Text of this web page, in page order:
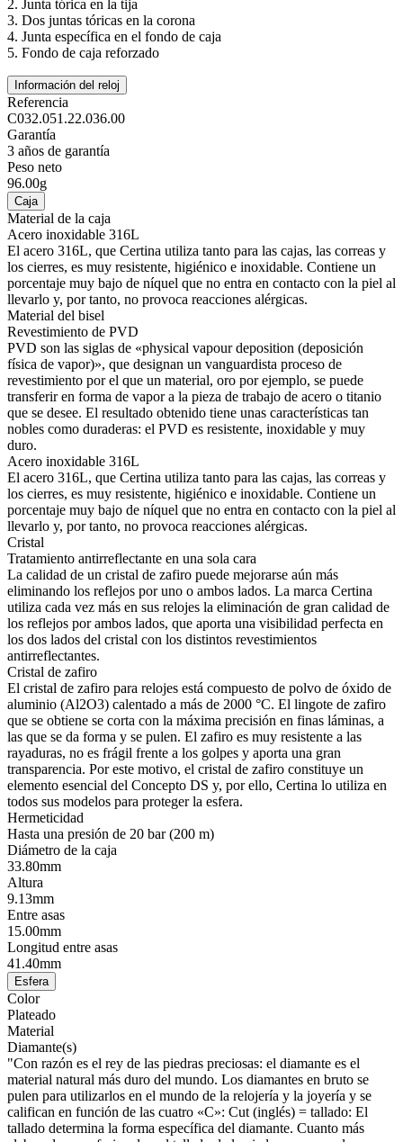
2. Junta tórica en la tija
3. Dos juntas tóricas en la corona
4. Junta específica en el fondo de caja
5. Fondo de caja reforzado
Información del reloj
Referencia
C032.051.22.036.00
Garantía
3 años de garantía
Peso neto
96.00g
Caja
Material de la caja
Acero inoxidable 316L
El acero 316L, que Certina utiliza tanto para las cajas, las correas y
los cierres, es muy resistente, higiénico e inoxidable. Contiene un
porcentaje muy bajo de níquel que no entra en contacto con la piel al
llevarlo y, por tanto, no provoca reacciones alérgicas.
Material del bisel
Revestimiento de PVD
PVD son las siglas de «physical vapour deposition (deposición
física de vapor)», que designan un vanguardista proceso de
revestimiento por el que un material, oro por ejemplo, se puede
transferir en forma de vapor a la pieza de trabajo de acero o titanio
que se desee. El resultado obtenido tiene unas características tan
nobles como duraderas: el PVD es resistente, inoxidable y muy
duro.
Acero inoxidable 316L
El acero 316L, que Certina utiliza tanto para las cajas, las correas y
los cierres, es muy resistente, higiénico e inoxidable. Contiene un
porcentaje muy bajo de níquel que no entra en contacto con la piel al
llevarlo y, por tanto, no provoca reacciones alérgicas.
Cristal
Tratamiento antirreflectante en una sola cara
La calidad de un cristal de zafiro puede mejorarse aún más
eliminando los reflejos por uno o ambos lados. La marca Certina
utiliza cada vez más en sus relojes la eliminación de gran calidad de
los reflejos por ambos lados, que aporta una visibilidad perfecta en
los dos lados del cristal con los distintos revestimientos
antirreflectantes.
Cristal de zafiro
El cristal de zafiro para relojes está compuesto de polvo de óxido de
aluminio (Al2O3) calentado a más de 2000 °C. El lingote de zafiro
que se obtiene se corta con la máxima precisión en finas láminas, a
las que se da forma y se pulen. El zafiro es muy resistente a las
rayaduras, no es frágil frente a los golpes y aporta una gran
transparencia. Por este motivo, el cristal de zafiro constituye un
elemento esencial del Concepto DS y, por ello, Certina lo utiliza en
todos sus modelos para proteger la esfera.
Hermeticidad
Hasta una presión de 20 bar (200 m)
Diámetro de la caja
33.80mm
Altura
9.13mm
Entre asas
15.00mm
Longitud entre asas
41.40mm
Esfera
Color
Plateado
Material
Diamante(s)
"Con razón es el rey de las piedras preciosas: el diamante es el
material natural más duro del mundo. Los diamantes en bruto se
pulen para utilizarlos en el mundo de la relojería y la joyería y se
califican en función de las cuatro «C»: Cut (inglés) = tallado: El
tallado determina la forma específica del diamante. Cuanto más